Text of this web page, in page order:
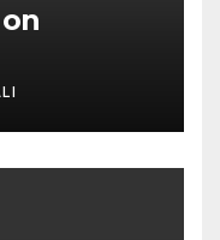
ja
trialogi